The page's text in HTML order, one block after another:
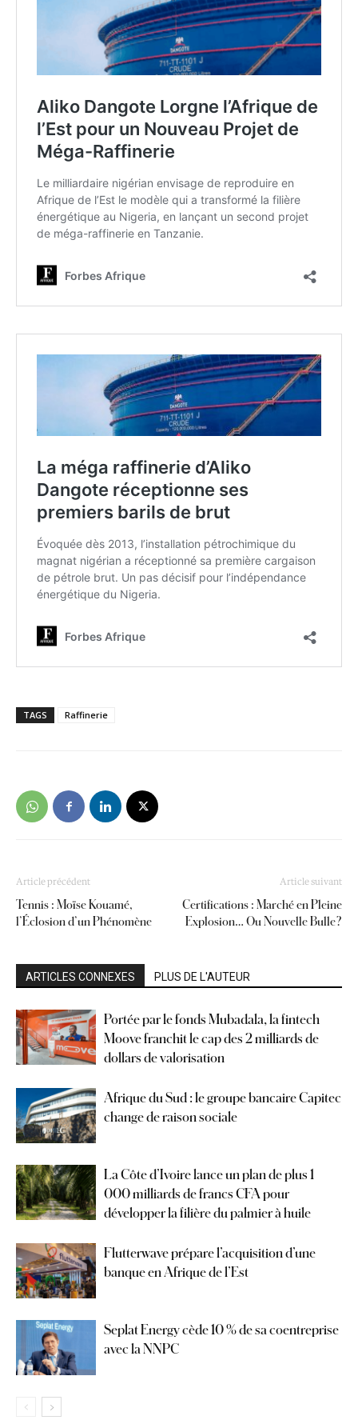
TAGS Raffinerie
Article précédent
Tennis : Moïse Kouamé,
l’Éclosion d’un Phénomène
Article suivant
Certifications : Marché en Pleine
Explosion… Ou Nouvelle Bulle ?
ARTICLES CONNEXES PLUS DE L'AUTEUR
Portée par le fonds Mubadala, la fintech
Moove franchit le cap des 2 milliards de
dollars de valorisation
Afrique du Sud : le groupe bancaire Capitec
change de raison sociale
La Côte d’Ivoire lance un plan de plus 1
000 milliards de francs CFA pour
développer la filière du palmier à huile
Flutterwave prépare l’acquisition d’une
banque en Afrique de l’Est
Seplat Energy cède 10 % de sa coentreprise
avec la NNPC